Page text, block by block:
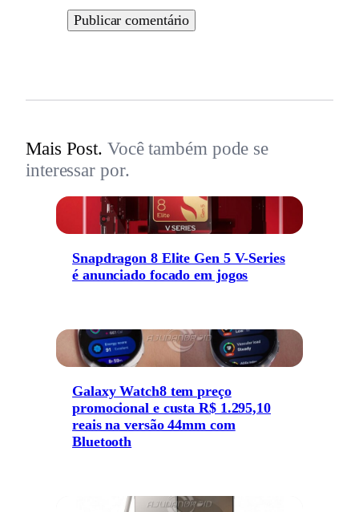
Mais Post. Você também pode se
interessar por.
Snapdragon 8 Elite Gen 5 V-Series
é anunciado focado em jogos
Galaxy Watch8 tem preço
promocional e custa R$ 1.295,10
reais na versão 44mm com
Bluetooth